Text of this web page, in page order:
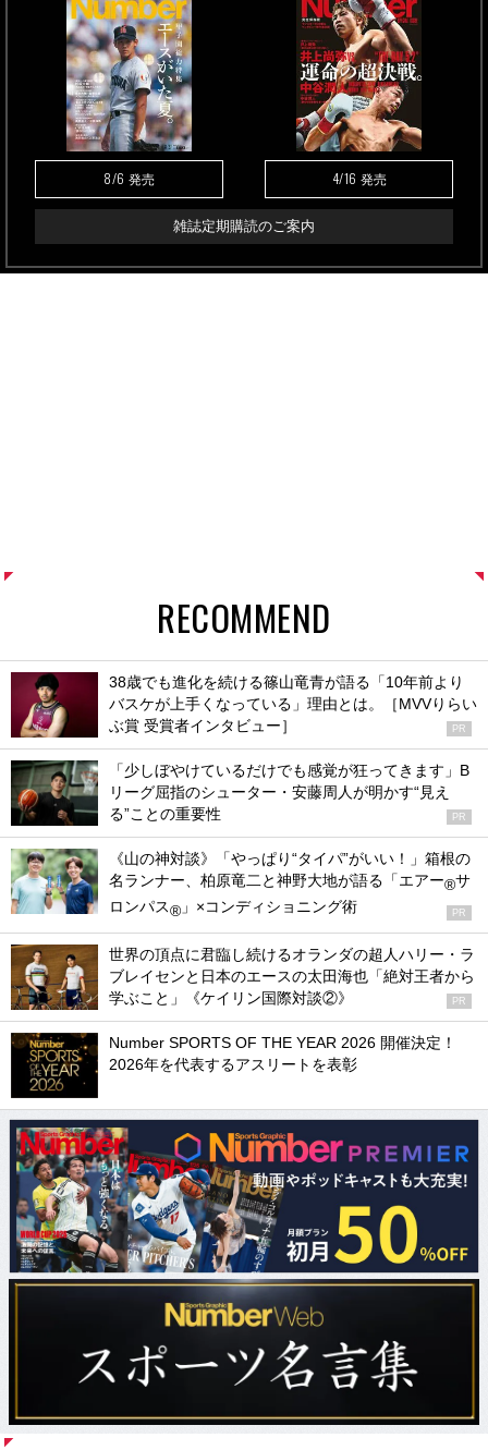
8/6 発売 4/16 発売
雑誌定期購読のご案内
RECOMMEND
38歳でも進化を続ける篠山竜青が語る「10年前より
バスケが上手くなっている」理由とは。［MVVりらい
ぶ賞 受賞者インタビュー］
PR
「少しぼやけているだけでも感覚が狂ってきます」B
リーグ屈指のシューター・安藤周人が明かす“見え
る”ことの重要性
PR
《山の神対談》「やっぱり“タイパ”がいい！」箱根の
名ランナー、柏原竜二と神野大地が語る「エアー®サ
ロンパス® 」×コンディショニング術 PR
世界の頂点に君臨し続けるオランダの超人ハリー・ラ
ブレイセンと日本のエースの太田海也「絶対王者から
学ぶこと」《ケイリン国際対談②》
PR
Number SPORTS OF THE YEAR 2026 開催決定！
2026年を代表するアスリートを表彰